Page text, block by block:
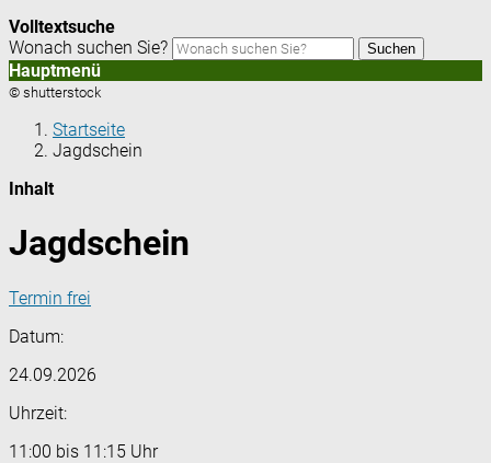
Volltextsuche
Wonach suchen Sie?
Suchen
Hauptmenü
© shutterstock
Startseite
Jagdschein
Inhalt
Jagdschein
Termin frei
Datum:
24.09.2026
Uhrzeit:
11:00 bis 11:15 Uhr